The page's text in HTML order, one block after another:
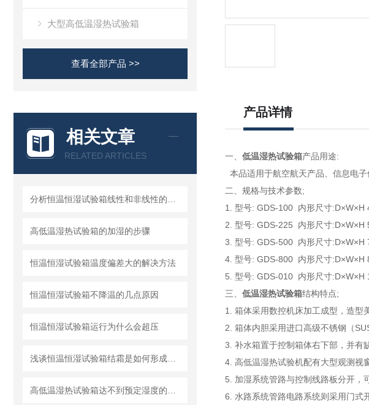
大型高低温湿热试验箱
查看全部产品 >>
相关文章
RELATED ARTICLES
高低温湿热试验箱的加湿的步骤
恒温恒湿试验箱温度偏差大的解决方法
恒温恒湿试验箱不降温的几点原因
恒温恒湿试验箱运行为什么会超压
产品详情
一、 低温湿热试验箱产品用途:
本品适用于航空航天产品、信息电
二、规格与技术参数;
1. 型号: GDS-100 内形尺寸
2. 型号: GDS-225 内形尺寸
3. 型号: GDS-500 内形尺寸
4. 型号: GDS-800 内形尺寸:D×W×H
5. 型号: GDS-010 内形尺寸:D×W×H
三、 低温湿热试验箱结构特点;
1. 箱体采用数控机床加工成型，造型
2. 箱体内胆采用进口高级不锈钢（
3. 补水箱置于控制箱体右下部，并有
4. 高低温湿热试验机配有大型观测视
5. 加湿系统管路与控制线路板分开，
6. 水路系统管路电路系统则采用门式